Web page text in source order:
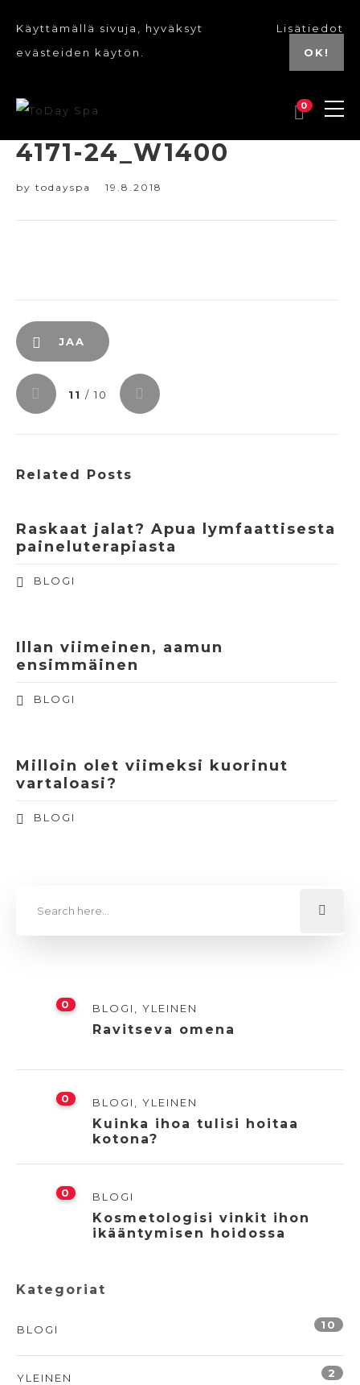
Käyttämällä sivuja, hyväksyt
evästeiden käytön.
Lisätiedot
OK!
0
4171-24_W1400
by todayspa 19.8.2018
JAA
11 / 10
Related Posts
Raskaat jalat? Apua lymfaattisesta
paineluterapiasta
BLOGI
Illan viimeinen, aamun
ensimmäinen
BLOGI
Milloin olet viimeksi kuorinut
vartaloasi?
BLOGI
0 BLOGI YLEINEN
Ravitseva omena
0 BLOGI YLEINEN
Kuinka ihoa tulisi hoitaa
kotona?
0 BLOGI
Kosmetologisi vinkit ihon
ikääntymisen hoidossa
Kategoriat
BLOGI 10
YLEINEN 2